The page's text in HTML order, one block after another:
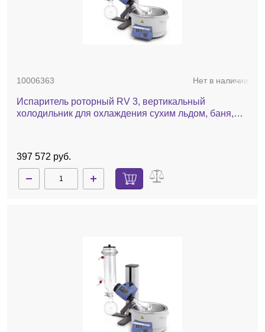
10006363 Нет в наличии
Испаритель роторный RV 3, вертикальный
холодильник для охлаждения сухим льдом, баня,
397 572 руб.